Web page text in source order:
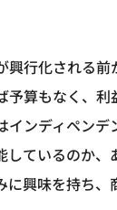
行化される
算もなく、
ンディペン
ているのか、
興味を持ち、